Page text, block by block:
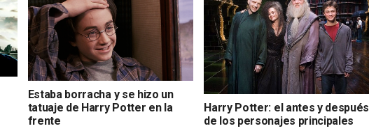
Estaba borracha y se hizo un
tatuaje de Harry Potter en la
frente
Harry Potter: el antes y después
de los personajes principales